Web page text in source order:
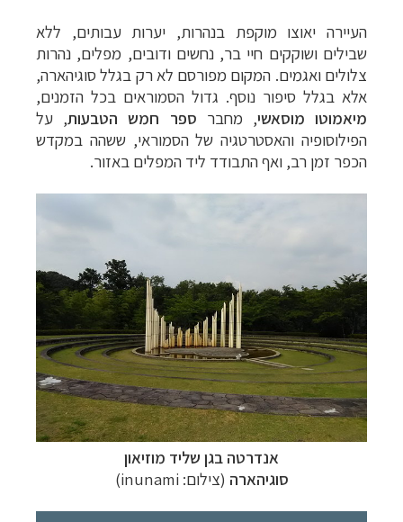
העיירה יאוצו מוקפת בנהרות, יערות עבותים, ללא
שבילים ושוקקים חיי בר, נחשים ודובים, מפלים, נהרות
צלולים ואגמים. המקום מפורסם לא רק בגלל סוגיהארה,
אלא בגלל סיפור נוסף. גדול הסמוראים בכל הזמנים,
מיאמוטו מוסאשי, מחבר ספר חמש הטבעות, על
הפילוסופיה והאסטרטגיה של הסמוראי, ששהה במקדש
הכפר זמן רב, ואף התבודד ליד המפלים באזור.
אנדרטה בגן שליד מוזיאון
סוגיהארה (צילום: inunami)